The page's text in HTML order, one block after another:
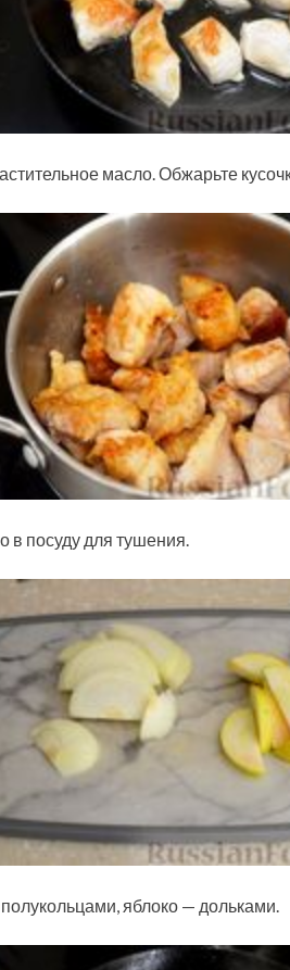
масло. Обжарьте
в посуду для тушения.
яблоко — дольками.